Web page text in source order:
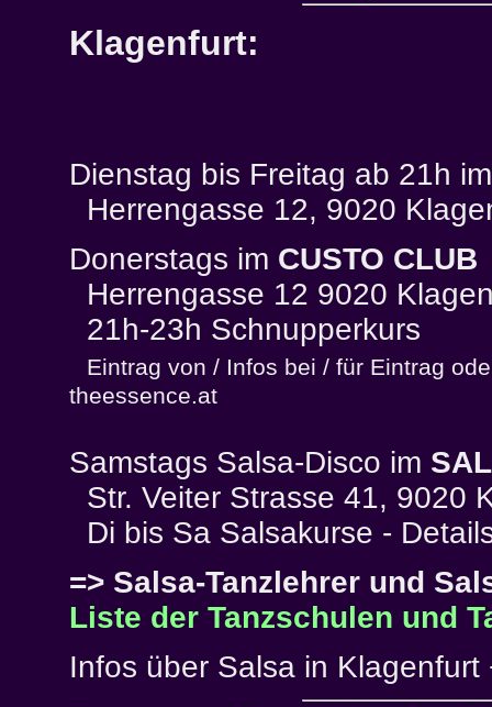
Klagenfurt:
Dienstag bis Freitag ab 21h
Herrengasse 12, 9020
Donerstags im CUSTO CLUB
Herrengasse 12 9020
21h-23h Schnupperkurs
Eintrag von / Infos bei / für Eintrag
theessence.at
Samstags Salsa-Disco im
Str. Veiter Strasse 41, 9020
Di bis Sa Salsakurse -
=> Salsa-Tanzlehrer und
Liste der Tanzschulen und
Infos über Salsa in